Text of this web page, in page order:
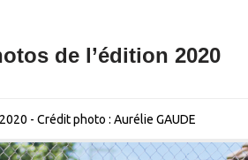
de l’édition 2020
- Crédit photo : Aurélie GAUDE